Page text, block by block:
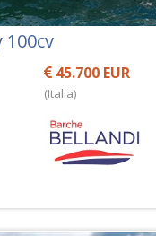
100cv
45.700 EUR
(Italia)